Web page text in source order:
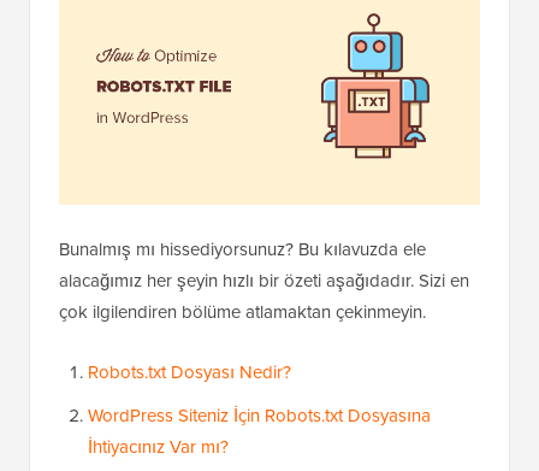
Bunalmış mı hissediyorsunuz? Bu kılavuzda ele
alacağımız her şeyin hızlı bir özeti aşağıdadır. Sizi en
çok ilgilendiren bölüme atlamaktan çekinmeyin.
Robots.txt Dosyası Nedir?
WordPress Siteniz İçin Robots.txt Dosyasına
İhtiyacınız Var mı?